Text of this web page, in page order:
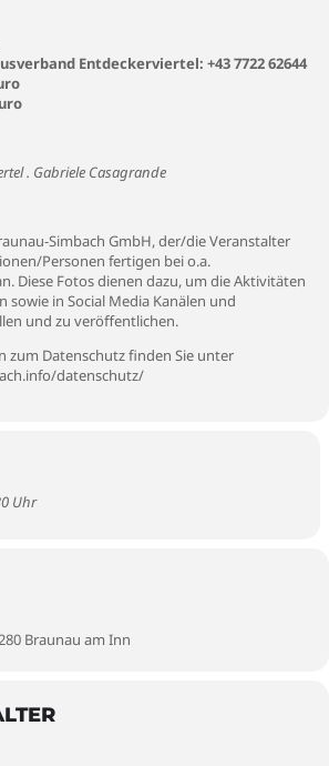
Entdeckerviertel: +43 7722 62644
. Gabriele Casagrande
Simbach GmbH, der/die Veranstalter
Personen fertigen bei o.a.
Diese Fotos dienen dazu, um die Aktivitäten
sowie in Social Media Kanälen und
und zu veröffentlichen.
zum Datenschutz finden Sie unter
datenschutz/
Uhr
Braunau am Inn